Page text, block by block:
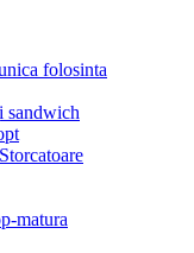
folosinta
sandwich
matura